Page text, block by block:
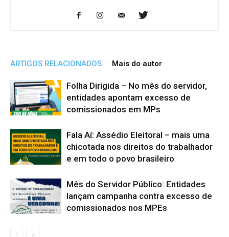
ARTIGOS RELACIONADOS Mais do autor
Folha Dirigida – No mês do servidor,
entidades apontam excesso de
comissionados em MPs
Fala Aí: Assédio Eleitoral – mais uma
chicotada nos direitos do trabalhador
e em todo o povo brasileiro
Mês do Servidor Público: Entidades
lançam campanha contra excesso de
comissionados nos MPEs